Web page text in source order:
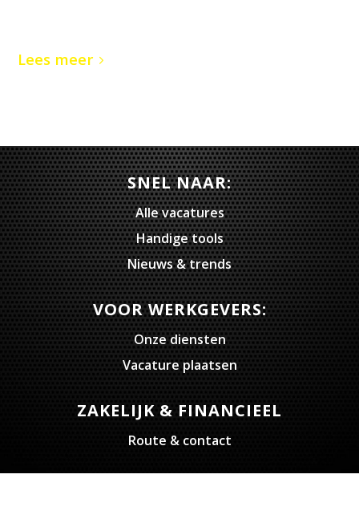
Lees meer
SNEL NAAR:
Alle vacatures
Handige tools
Nieuws & trends
VOOR WERKGEVERS:
Onze diensten
Vacature plaatsen
ZAKELIJK & FINANCIEEL
Route & contact